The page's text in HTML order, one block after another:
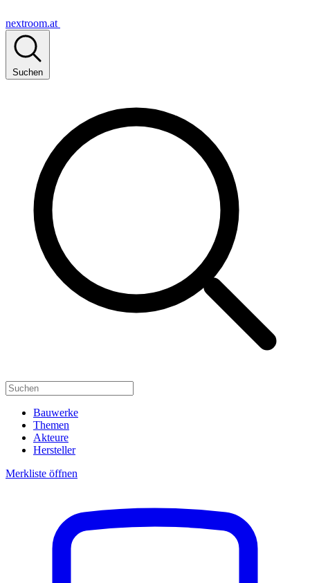
nextroom.at
Suchen
Bauwerke
Themen
Akteure
Hersteller
Merkliste öffnen